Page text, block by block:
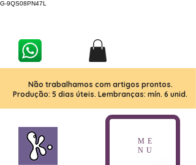
G-9QS08PN47L
Não trabalhamos com artigos prontos.
Produção: 5 dias úteis. Lembranças: mín. 6 unid.
ME
NU